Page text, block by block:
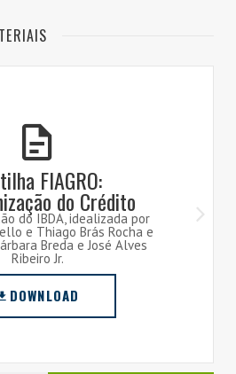
FIAGRO:
do Crédito
do IBDA, idealizada por
e Thiago Brás Rocha e
Breda e José Alves
Ribeiro Jr.
DOWNLOAD